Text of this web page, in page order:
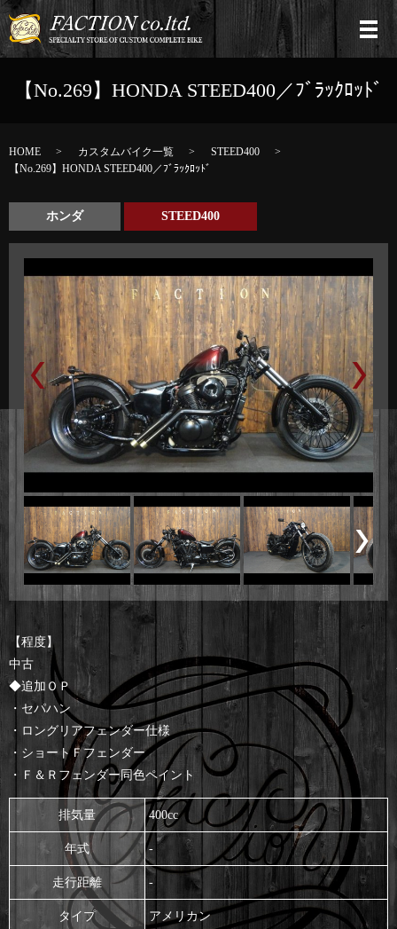
【No.269】HONDA STEED400／ﾌﾞﾗｯｸﾛｯﾄﾞ
HOME カスタムバイク一覧
STEED400
【No.269】HONDA STEED400／ﾌﾞﾗｯｸﾛｯﾄﾞ
ホンダ STEED400
【程度】
中古
◆追加ＯＰ
・セパハン
・ロングリアフェンダー仕様
・ショートＦフェンダー
・Ｆ＆Ｒフェンダー同色ペイント
排気量 400cc
年式 -
走行距離 -
タイプ アメリカン